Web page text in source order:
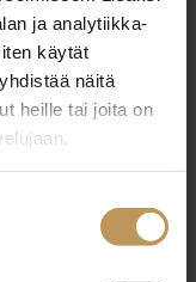
ja analytiikka-
käytät
näitä
heille tai joita on